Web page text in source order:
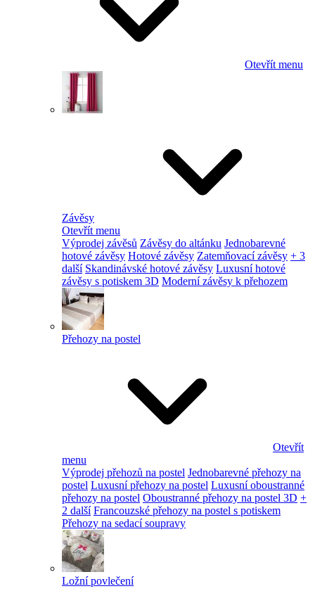
Otevřít menu
Závěsy
Otevřít menu
Výprodej závěsů Závěsy do altánku Jednobarevné
hotové závěsy Hotové závěsy Zatemňovací závěsy + 3
další Skandinávské hotové závěsy Luxusní hotové
závěsy s potiskem 3D Moderní závěsy k přehozem
Přehozy na postel
Otevřít
menu
Výprodej přehozů na postel Jednobarevné přehozy na
postel Luxusní přehozy na postel Luxusní oboustranné
přehozy na postel Oboustranné přehozy na postel 3D +
2 další Francouzské přehozy na postel s potiskem
Přehozy na sedací soupravy
Ložní povlečení